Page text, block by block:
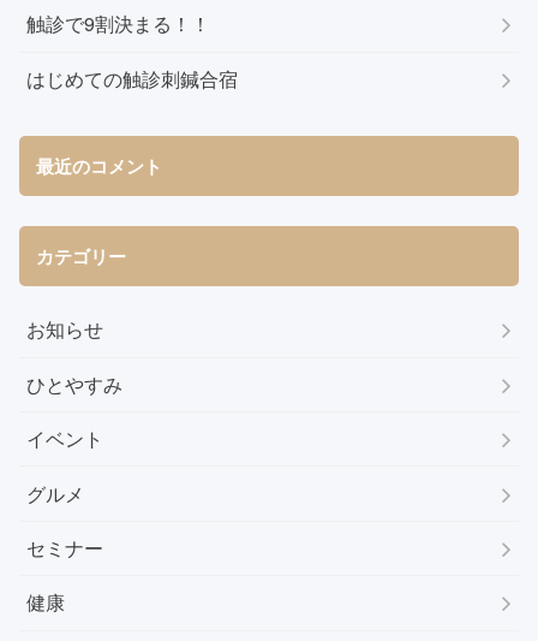
触診で9割決まる！！
はじめての触診刺鍼合宿
最近のコメント
カテゴリー
お知らせ
ひとやすみ
イベント
グルメ
セミナー
健康